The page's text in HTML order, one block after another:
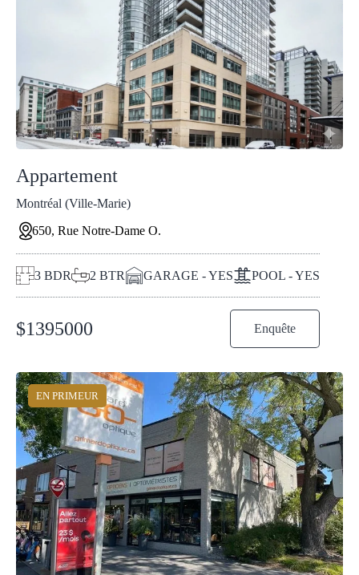
Appartement
Montréal (Ville-Marie)
650, Rue Notre-Dame O.
3 BDR 2 BTR GARAGE - YES POOL - YES
$1395000 Enquête
EN PRIMEUR